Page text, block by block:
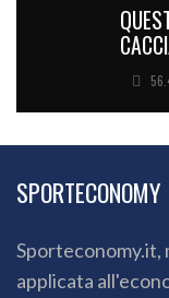
SPORTECONOMY
Sporteconomy.it,
applicata